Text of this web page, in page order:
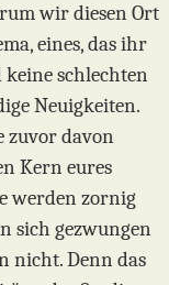
wir diesen Ort
eines, das ihr
keine schlechten
Neuigkeiten.
zuvor davon
Kern eures
werden zornig
sich gezwungen
nicht. Denn das